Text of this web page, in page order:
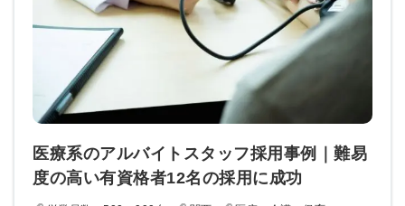
医療系のアルバイトスタッフ採用事例｜難易
度の高い有資格者12名の採用に成功